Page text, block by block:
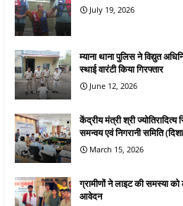
July 19, 2026
म्याना थाना पुलिस ने विद्युत
स्थाई वारंटी किया गिरफ्तार
June 12, 2026
केंद्रीय मंत्री श्री
समन्वय एवं निगरानी समिति
March 15, 2026
ग्रामीणों ने लाइट की समस्या
आवेदन